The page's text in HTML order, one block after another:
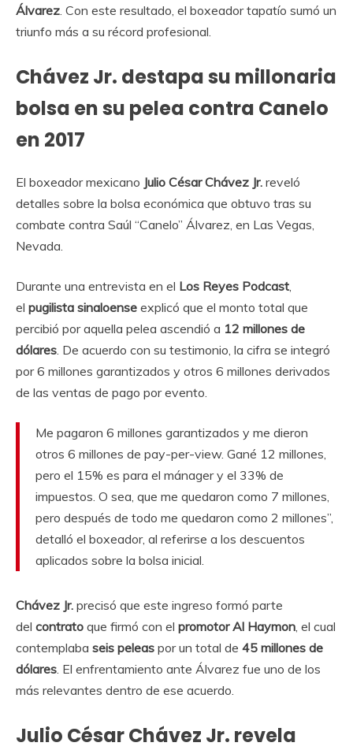
Álvarez. Con este resultado, el boxeador tapatío sumó un
triunfo más a su récord profesional.
Chávez Jr. destapa su millonaria
bolsa en su pelea contra Canelo
en 2017
El boxeador mexicano Julio César Chávez Jr. reveló
detalles sobre la bolsa económica que obtuvo tras su
combate contra Saúl “Canelo” Álvarez, en Las Vegas,
Nevada.
Durante una entrevista en el Los Reyes Podcast,
el pugilista sinaloense explicó que el monto total que
percibió por aquella pelea ascendió a 12 millones de
dólares. De acuerdo con su testimonio, la cifra se integró
por 6 millones garantizados y otros 6 millones derivados
de las ventas de pago por evento.
Me pagaron 6 millones garantizados y me dieron
otros 6 millones de pay-per-view. Gané 12 millones,
pero el 15% es para el mánager y el 33% de
impuestos. O sea, que me quedaron como 7 millones,
pero después de todo me quedaron como 2 millones”,
detalló el boxeador, al referirse a los descuentos
aplicados sobre la bolsa inicial.
Chávez Jr. precisó que este ingreso formó parte
del contrato que firmó con el promotor Al Haymon, el cual
contemplaba seis peleas por un total de 45 millones de
dólares. El enfrentamiento ante Álvarez fue uno de los
más relevantes dentro de ese acuerdo.
Julio César Chávez Jr. revela